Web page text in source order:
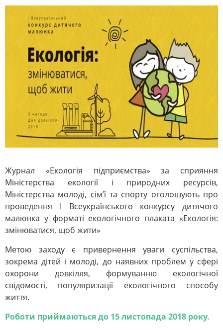
Журнал «Екологія підприємства» за сприяння
Міністерства екології і природних ресурсів,
Міністерства молоді, сім’ї та спорту оголошують про
проведення І Всеукраїнського конкурсу дитячого
малюнка у форматі екологічного плаката «Екологія:
змінюватися, щоб жити»
Метою заходу є привернення уваги суспільства,
зокрема дітей і молоді, до наявних проблем у сфері
охорони довкілля, формуванню екологічної
свідомості, популяризації екологічного способу
життя.
Роботи приймаються до 15 листопада 2018 року.